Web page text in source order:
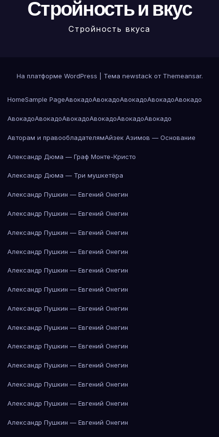
Стройность и вкус
Стройность вкуса
На платформе WordPress Тема newstack от Themeansar.
HomeSample PageАвокадоАвокадоАвокадоАвокадоАвокадо
АвокадоАвокадоАвокадоАвокадоАвокадоАвокадо
Авторам и правообладателямАйзек Азимов — Основание
Александр Дюма — Граф Монте-Кристо
Александр Дюма — Три мушкетёра
Александр Пушкин — Евгений Онегин
Александр Пушкин — Евгений Онегин
Александр Пушкин — Евгений Онегин
Александр Пушкин — Евгений Онегин
Александр Пушкин — Евгений Онегин
Александр Пушкин — Евгений Онегин
Александр Пушкин — Евгений Онегин
Александр Пушкин — Евгений Онегин
Александр Пушкин — Евгений Онегин
Александр Пушкин — Евгений Онегин
Александр Пушкин — Евгений Онегин
Александр Пушкин — Евгений Онегин
Александр Пушкин — Евгений Онегин